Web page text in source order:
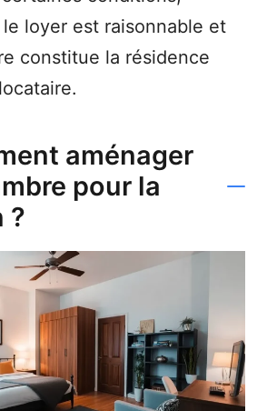
loyer est raisonnable et
constitue la résidence
aménager
pour la
?